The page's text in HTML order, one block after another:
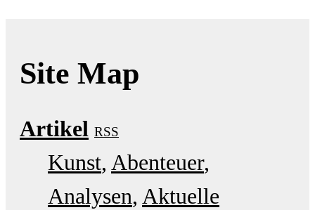
Site Map
Artikel RSS
Kunst Abenteuer
Analysen Aktuelle